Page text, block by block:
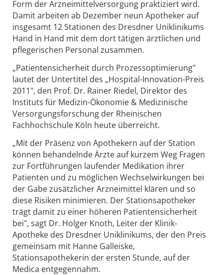
Form der Arzneimittelversorgung praktiziert wird.
Damit arbeiten ab Dezember neun Apotheker auf
insgesamt 12 Stationen des Dresdner Uniklinikums
Hand in Hand mit dem dort tätigen ärztlichen und
pflegerischen Personal zusammen.
„Patientensicherheit durch Prozessoptimierung"
lautet der Untertitel des „Hospital-Innovation-Preis
2011", den Prof. Dr. Rainer Riedel, Direktor des
Instituts für Medizin-Ökonomie & Medizinische
Versorgungsforschung der Rheinischen
Fachhochschule Köln heute überreicht.
„Mit der Präsenz von Apothekern auf der Station
können behandelnde Ärzte auf kurzem Weg Fragen
zur Fortführungen laufender Medikation ihrer
Patienten und zu möglichen Wechselwirkungen bei
der Gabe zusätzlicher Arzneimittel klären und so
diese Risiken minimieren. Der Stationsapotheker
trägt damit zu einer höheren Patientensicherheit
bei", sagt Dr. Holger Knoth, Leiter der Klinik-
Apotheke des Dresdner Uniklinikums, der den Preis
gemeinsam mit Hanne Galleiske,
Stationsapothekerin der ersten Stunde, auf der
Medica entgegennahm.